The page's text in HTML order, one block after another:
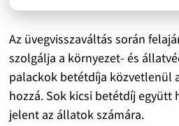
Az üvegvisszaváltás során
szolgálja a környezet- és
palackok betétdíja közvetlenül
hozzá. Sok kicsi betétdíj együtt
jelent az állatok számára.